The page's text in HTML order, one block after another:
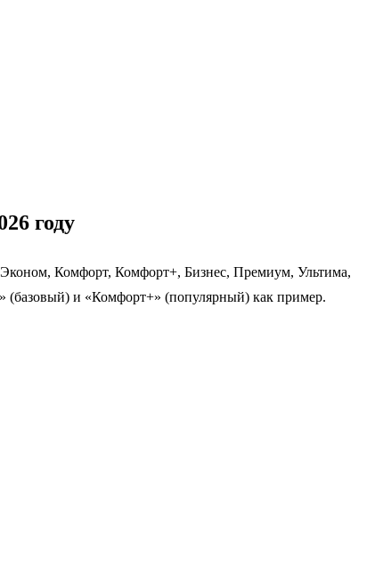
году
Комфорт, Комфорт+, Бизнес, Премиум, Ультима,
(базовый) и «Комфорт+» (популярный) как пример.